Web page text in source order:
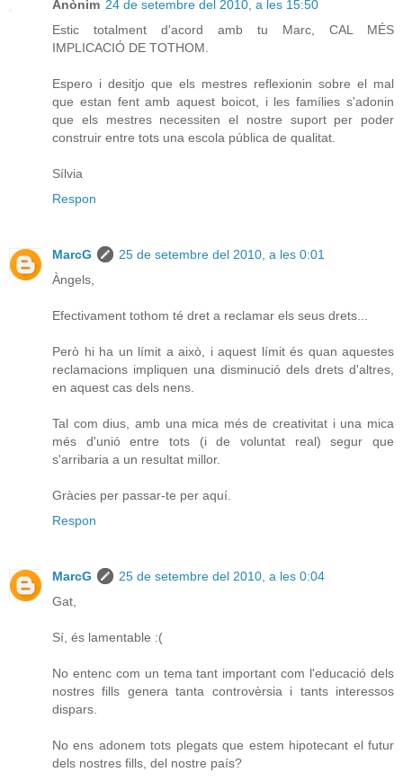
Anònim 24 de setembre del 2010, a les 15:50
Estic totalment d'acord amb tu Marc, CAL MÉS
IMPLICACIÓ DE TOTHOM.
Espero i desitjo que els mestres reflexionin sobre el mal
que estan fent amb aquest boicot, i les famílies s'adonin
que els mestres necessiten el nostre suport per poder
construir entre tots una escola pública de qualitat.
Sílvia
Respon
MarcG
25 de setembre del 2010, a les 0:01
Àngels,
Efectivament tothom té dret a reclamar els seus drets...
Però hi ha un límit a això, i aquest límit és quan aquestes
reclamacions impliquen una disminució dels drets d'altres,
en aquest cas dels nens.
Tal com dius, amb una mica més de creativitat i una mica
més d'unió entre tots (i de voluntat real) segur que
s'arribaria a un resultat millor.
Gràcies per passar-te per aquí.
Respon
MarcG
25 de setembre del 2010, a les 0:04
Gat,
Sí, és lamentable :(
No entenc com un tema tant important com l'educació dels
nostres fills genera tanta controvèrsia i tants interessos
dispars.
No ens adonem tots plegats que estem hipotecant el futur
dels nostres fills, del nostre país?